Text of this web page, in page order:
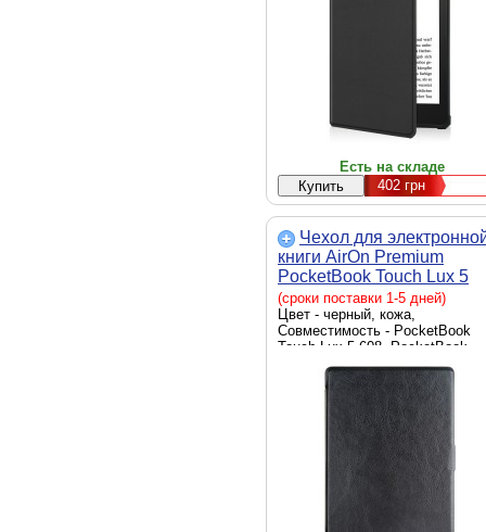
Есть на складе
402грн
Чехол для
книги AirOn Premium
PocketBook Touch Lux 5
608/628/633 black
(6946795850194)
(сроки поставки 1-5 дней)
Цвет - черный, кожа,
Совместимость - PocketBook
Touch Lux 5 608, PocketBook
Touch Lux 5 628, PocketBook
Touch Lux 5 633, обложка,
крепления - обложка